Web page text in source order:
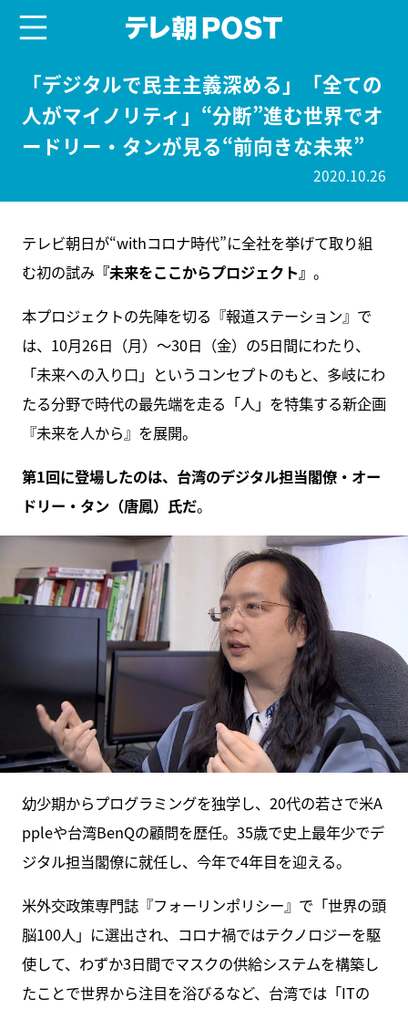
「デジタルで民主主義深める」「全ての
人がマイノリティ」“分断”進む世界でオ
ードリー・タンが見る“前向きな未来”
2020.10.26
テレビ朝日が“withコロナ時代”に全社を挙げて取り組
む初の試み『未来をここからプロジェクト』 。
本プロジェクトの先陣を切る『報道ステーション』で
は、10月26日（月）～30日（金）の5日間にわたり、
「未来への入り口」というコンセプトのもと、多岐にわ
たる分野で時代の最先端を走る「人」を特集する新企画
『未来を人から』を展開。
第1回に登場したのは、台湾のデジタル担当閣僚・オー
ドリー・タン（唐鳳）氏だ。
幼少期からプログラミングを独学し、20代の若さで米A
ppleや台湾BenQの顧問を歴任。35歳で史上最年少でデ
ジタル担当閣僚に就任し、今年で4年目を迎える。
米外交政策専門誌『フォーリンポリシー』で「世界の頭
脳100人」に選出され、コロナ禍ではテクノロジーを駆
使して、わずか3日間でマスクの供給システムを構築し
たことで世界から注目を浴びるなど、台湾では「ITの